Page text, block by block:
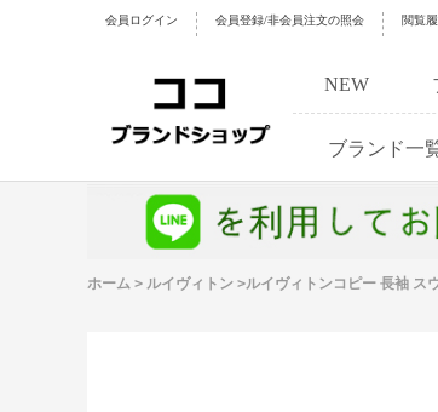
会員ログイン 会員登録/非会員注文の照会 閲覧
NEW
ブランド一
ホーム > ルイヴィトン >ルイヴィトンコピー 長袖 ス